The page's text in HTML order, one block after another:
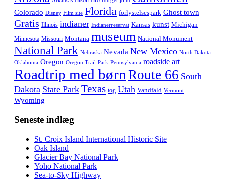
Colorado Disney Film site Florida forlystelsespark Ghost town
Gratis Illinois indianer Indianerreservat Kansas kunst Michigan
Minnesota Missouri Montana museum National Monument
National Park Nebraska Nevada New Mexico North Dakota
Oklahoma Oregon Oregon Trail Park Pennsylvania roadside art
Roadtrip med børnRoute 66 South
Dakota State Park Texas tog Utah Vandfald Vermont
Wyoming
Seneste indlæg
St. Croix Island International Historic Site
Oak Island
Glacier Bay National Park
Yoho National Park
Sea-to-Sky Highway